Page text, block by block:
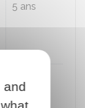
5 ans
and